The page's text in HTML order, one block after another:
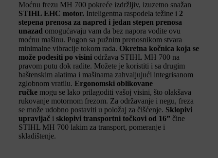
Moćnu frezu MH 700 pokreće izdržljiv, izuzetno snažan
STIHL EHC motor. Inteligentna raspodela težine i 2
stepena prenosa za napred i jedan stepen prenosa
unazad omogućavaju vam da bez napora vodite ovu
moćnu mašinu. Pogon sa pužnim prenosnikom stvara
minimalne vibracije tokom rada. Okretna kočnica koja se
može podesiti po visini održava STIHL MH 700 na
pravom putu dok radite. Možete je koristiti i sa drugim
baštenskim alatima i mašinama zahvaljujući integrisanom
zglobnom vratilu. Ergonomski oblikovane
ručke mogu se lako prilagoditi vašoj visini, što olakšava
rukovanje motornom frezom. Za održavanje i negu, freza
se može udobno postaviti u položaj za čišćenje. Sklopivi
upravljač i sklopivi transportni točkovi od 16” čine
STIHL MH 700 lakim za transport, pomeranje i
skladištenje.